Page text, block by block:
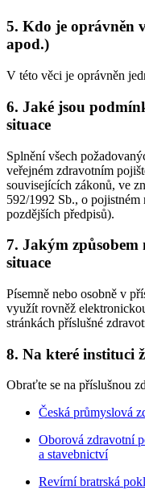
5. Kdo je oprávněn
apod.)
V této věci je oprávněn
6. Jaké jsou
situace
Splnění všech
veřejném zdravotním
souvisejících zákonů, ve
592/1992 Sb., o
pozdějších předpisů).
7. Jakým způsobem
situace
Písemně nebo osobně v
využít rovněž
stránkách příslušné
8. Na které instituci
Obraťte se na příslušnou
Česká průmyslová
Oborová zdravotní
a stavebnictví
Revírní bratrská